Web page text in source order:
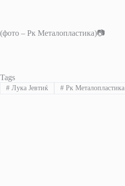
(фото – Рк Металопластика)📷
Tags
#Лука Јевтиќ #Рк Металопластика